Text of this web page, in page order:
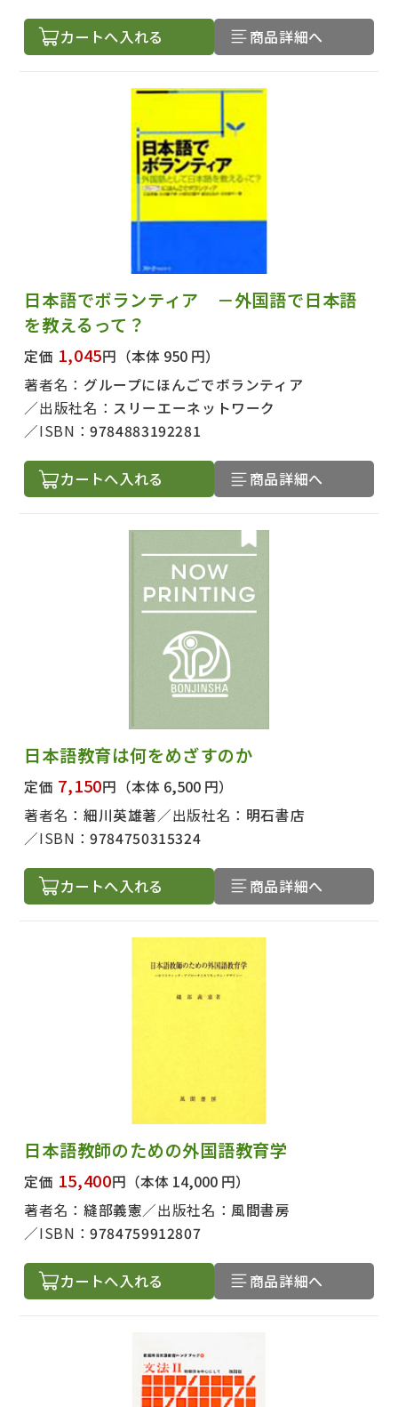
カートへ入れる 商品詳細へ
日本語でボランティア －外国語で日本語
を教えるって？
定価 1,045円 （本体 950 円）
著者名： グループにほんごでボランティア
出版社名： スリーエーネットワーク
ISBN：9784883192281
カートへ入れる 商品詳細へ
日本語教育は何をめざすのか
定価 7,150円 （本体 6,500 円）
著者名： 細川英雄著 出版社名： 明石書店
ISBN：9784750315324
カートへ入れる 商品詳細へ
日本語教師のための外国語教育学
定価 15,400円 （本体 14,000 円）
著者名： 縫部義憲 出版社名： 風間書房
ISBN：9784759912807
カートへ入れる 商品詳細へ